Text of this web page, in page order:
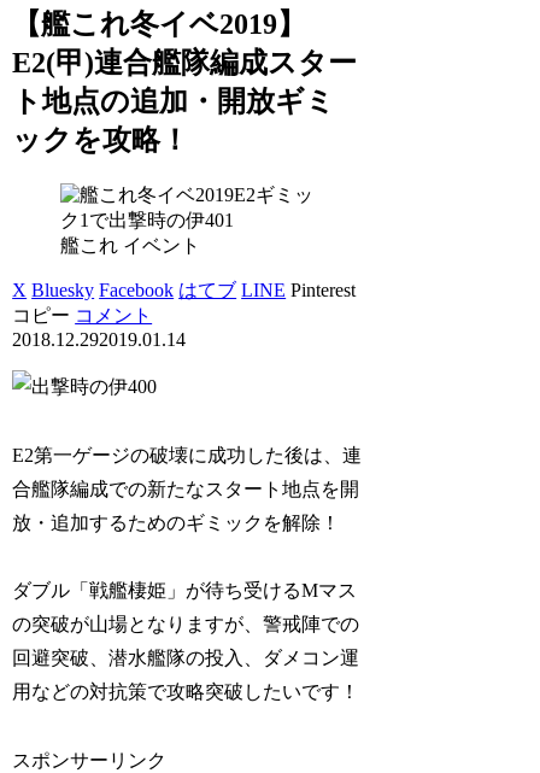
【艦これ冬イベ2019】
E2(甲)連合艦隊編成スター
ト地点の追加・開放ギミ
ックを攻略！
艦これ イベント
X Bluesky Facebook はてブ LINE Pinterest
コピー コメント
2018.12.292019.01.14
E2第一ゲージの破壊に成功した後は、連
合艦隊編成での新たなスタート地点を開
放・追加するためのギミックを解除！
ダブル「戦艦棲姫」が待ち受けるMマス
の突破が山場となりますが、警戒陣での
回避突破、潜水艦隊の投入、ダメコン運
用などの対抗策で攻略突破したいです！
スポンサーリンク